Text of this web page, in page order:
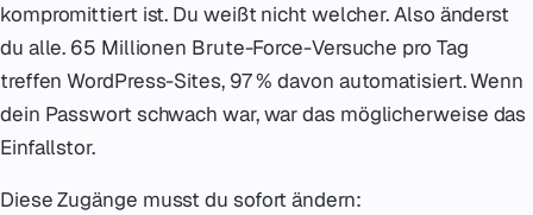
kompromittiert ist. Du weißt nicht welcher. Also änderst
du alle. 65 Millionen Brute-Force-Versuche pro Tag
treffen WordPress-Sites, 97 % davon automatisiert. Wenn
dein Passwort schwach war, war das möglicherweise das
Einfallstor.
Diese Zugänge musst du sofort ändern: